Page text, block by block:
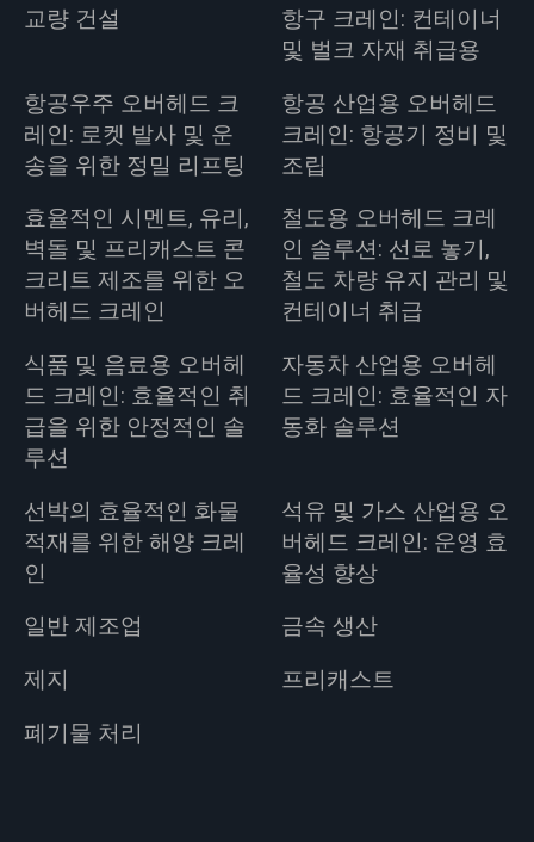
교량 건설
항구 크레인: 컨테이너
및 벌크 자재 취급용
항공우주 오버헤드 크
레인: 로켓 발사 및 운
송을 위한 정밀 리프팅
항공 산업용 오버헤드
크레인: 항공기 정비 및
조립
효율적인 시멘트, 유리,
벽돌 및 프리캐스트 콘
크리트 제조를 위한 오
버헤드 크레인
철도용 오버헤드 크레
인 솔루션: 선로 놓기,
철도 차량 유지 관리 및
컨테이너 취급
식품 및 음료용 오버헤
드 크레인: 효율적인 취
급을 위한 안정적인 솔
루션
자동차 산업용 오버헤
드 크레인: 효율적인 자
동화 솔루션
선박의 효율적인 화물
적재를 위한 해양 크레
인
석유 및 가스 산업용 오
버헤드 크레인: 운영 효
율성 향상
일반 제조업
금속 생산
제지
프리캐스트
폐기물 처리